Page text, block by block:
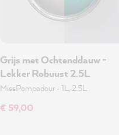
Grijs met Ochtenddauw -
Lekker Robuust 2.5L
MissPompadour • 1L, 2.5L
€ 59,00